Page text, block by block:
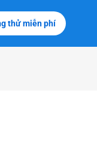
thử miễn phí